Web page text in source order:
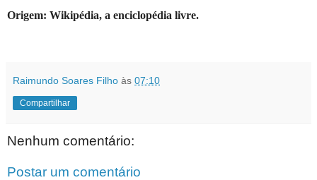
Origem: Wikipédia, a enciclopédia livre.
Raimundo Soares Filho às 07:10
Compartilhar
Nenhum comentário:
Postar um comentário